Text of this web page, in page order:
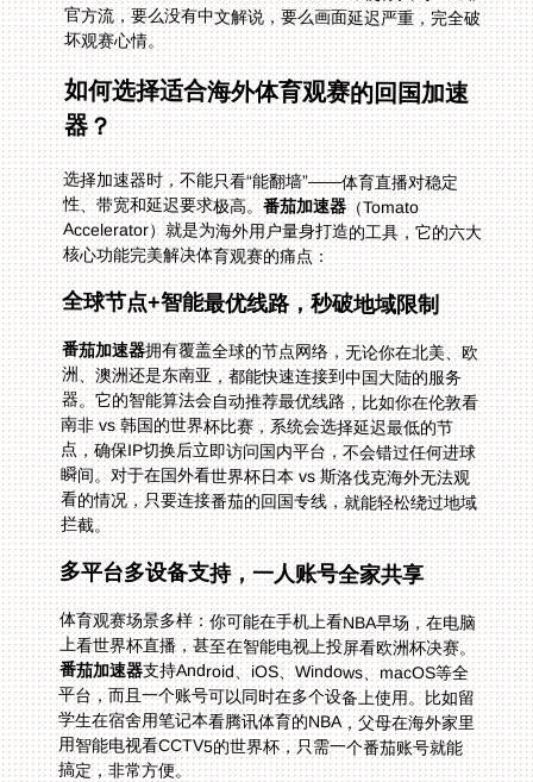
坏观赛心情。
如何选择适合海外体育观赛的回国加速
器？
选择加速器时，不能只看“能翻墙”——体育直播对稳定
性、带宽和延迟要求极高。番茄加速器（Tomato
Accelerator）就是为海外用户量身打造的工具，它的六大
核心功能完美解决体育观赛的痛点：
全球节点+智能最优线路，秒破地域限制
番茄加速器拥有覆盖全球的节点网络，无论你在北美、欧
洲、澳洲还是东南亚，都能快速连接到中国大陆的服务
器。它的智能算法会自动推荐最优线路，比如你在伦敦看
南非 vs 韩国的世界杯比赛，系统会选择延迟最低的节
点，确保IP切换后立即访问国内平台，不会错过任何进球
瞬间。对于在国外看世界杯日本 vs 斯洛伐克海外无法观
看的情况，只要连接番茄的回国专线，就能轻松绕过地域
拦截。
多平台多设备支持，一人账号全家共享
体育观赛场景多样：你可能在手机上看NBA早场，在电脑
上看世界杯直播，甚至在智能电视上投屏看欧洲杯决赛。
番茄加速器支持Android、iOS、Windows、macOS等全
平台，而且一个账号可以同时在多个设备上使用。比如留
学生在宿舍用笔记本看腾讯体育的NBA，父母在海外家里
用智能电视看CCTV5的世界杯，只需一个番茄账号就能
搞定，非常方便。